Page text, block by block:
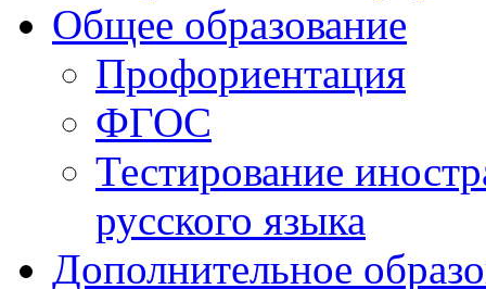
Общее образование
Профориентация
ФГОС
Тестирование
русского языка
Дополнительное